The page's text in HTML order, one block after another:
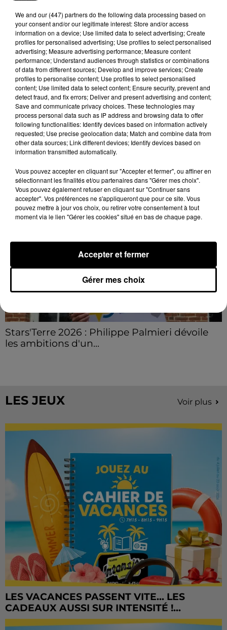
Quatre blessés dont un grave dans un
accident sur l'A10
Le choc a eu lieu dans la matinée, vendredi 7 août à
hauteur de Sainville en direction d'Orléans.
LE GRAND FORMAT Voir plus
Stars'Terre 2026 : Philippe Palmieri dévoile
les ambitions d'un...
LES JEUX Voir plus
LES VACANCES PASSENT VITE... LES
CADEAUX AUSSI SUR INTENSITÉ !...
We and our (447) partnersdo the following data processing based on
your consent and/or our legitimate interest: Store and/or access
information on a device; Use limited data to select advertising; Create
profiles for personalised advertising; Use profiles to select personalised
advertising; Measure advertising performance; Measure content
performance; Understand audiences through statistics or combinations
of data from different sources; Develop and improve services; Create
profiles to personalise content; Use profiles to select personalised
content; Use limited data to select content; Ensure security, prevent and
detect fraud, and fix errors; Deliver and present advertising and content;
Save and communicate privacy choices. These technologies may
process personal data such as IP address and browsing data to offer
following functionalities: Identify devices based on information actively
requested; Use precise geolocation data; Match and combine data from
other data sources; Link different devices; Identify devices based on
information transmitted automatically.
Vous pouvez accepter en cliquant sur "Accepter et fermer", ou affiner en
sélectionnant les finalités et/ou partenaires dans "Gérer mes choix".
Vous pouvez également refuser en cliquant sur "Continuer sans
accepter". Vos préférences ne s'appliqueront que pour ce site. Vous
pouvez mettre à jour vos choix, ou retirer votre consentement à tout
moment via le lien "Gérer les cookies" situé en bas de chaque page.
Gérer mes choix
Accepter et fermer